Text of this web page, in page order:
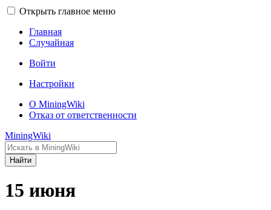
Открыть главное меню
Главная
Случайная
Войти
Настройки
О MiningWiki
Отказ от ответственности
MiningWiki
Найти
15 июня